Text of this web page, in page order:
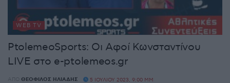
WEB TV
PtolemeoSports: Οι Αφοί Κωνσταντίνου
LIVE στο e-ptolemeos.gr
ΑΠΌ ΘΕΌΦΙΛΟΣ ΗΛΙΆΔΗΣ 5 ΙΟΥΛΊΟΥ 2023, 9:00 ΜΜ